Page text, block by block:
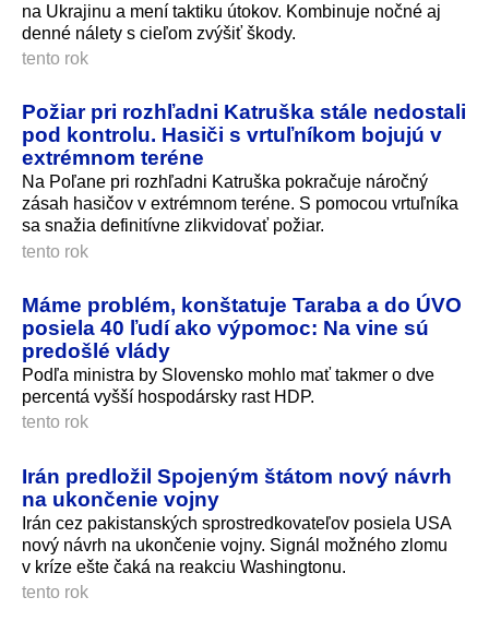
na Ukrajinu a mení taktiku útokov. Kombinuje nočné aj
denné nálety s cieľom zvýšiť škody.
tento rok
Požiar pri rozhľadni Katruška stále nedostali
pod kontrolu. Hasiči s vrtuľníkom bojujú v
extrémnom teréne
Na Poľane pri rozhľadni Katruška pokračuje náročný
zásah hasičov v extrémnom teréne. S pomocou vrtuľníka
sa snažia definitívne zlikvidovať požiar.
tento rok
Máme problém, konštatuje Taraba a do ÚVO
posiela 40 ľudí ako výpomoc: Na vine sú
predošlé vlády
Podľa ministra by Slovensko mohlo mať takmer o dve
percentá vyšší hospodársky rast HDP.
tento rok
Irán predložil Spojeným štátom nový návrh
na ukončenie vojny
Irán cez pakistanských sprostredkovateľov posiela USA
nový návrh na ukončenie vojny. Signál možného zlomu
v kríze ešte čaká na reakciu Washingtonu.
tento rok